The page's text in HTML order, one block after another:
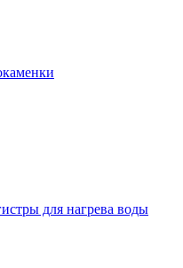
для нагрева воды